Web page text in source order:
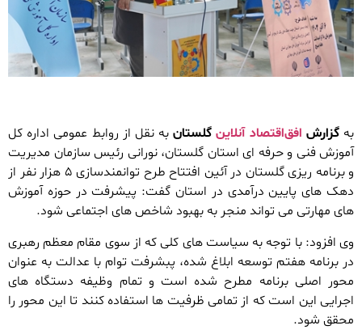
به گزارش افق‌اقتصاد آنلاینگلستانبه نقل از روابط عمومی اداره کل
آموزش فنی و حرفه ای استان گلستان، نورانی رئیس سازمان مدیریت
و برنامه ریزی گلستان در آئین افتتاح طرح توانمندسازی ۵ هزار نفر از
دهک های پایین درآمدی در استان گفت: پیشرفت در حوزه آموزش
های مهارتی می تواند منجر به بهبود شاخص های اجتماعی شود.
وی افزود: با توجه به سیاست های کلی که از سوی مقام معظم رهبری
در برنامه هفتم توسعه ابلاغ شده، پبشرفت توام با عدالت به عنوان
محور اصلی برنامه مطرح شده است و تمام وظیفه دستگاه های
اجرایی این است که از تمامی ظرفیت ها استفاده کنند تا این محور را
محقق شود.